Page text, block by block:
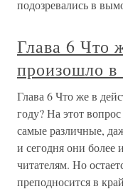
подозревались в
Глава 6 Что
произошло в
Глава 6 Что же в
году? На этот
самые различные,
и сегодня они
читателям. Но
преподносится в